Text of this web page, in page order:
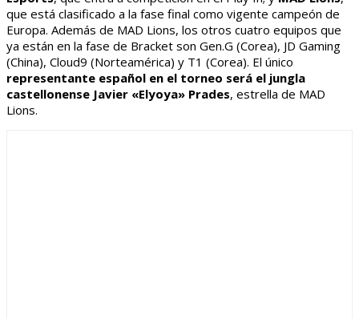
que está clasificado a la fase final como vigente campeón de
Europa. Además de MAD Lions, los otros cuatro equipos que
ya están en la fase de Bracket son Gen.G (Corea), JD Gaming
(China), Cloud9 (Norteamérica) y T1 (Corea). El único
representante español en el torneo será el jungla
castellonense Javier «Elyoya» Prades, estrella de MAD
Lions.